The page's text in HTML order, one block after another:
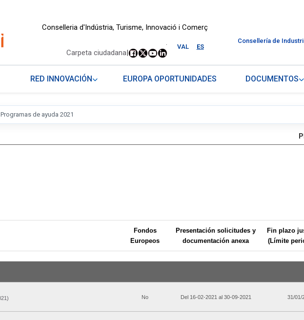
Conselleria d'Indústria, Turisme, Innovació i Comerç
VAL ES
.
Carpeta ciudadana|
Consellería de
RED INNOVACIÓN EUROPA OPORTUNIDADES DOCUMENTOS
Programas de ayuda 2021
Fondos
Europeos
Presentación solicitudes y
documentación anexa
Fin plazo
(Límite
No Del 16-02-2021 al 30-09-2021 31/01/